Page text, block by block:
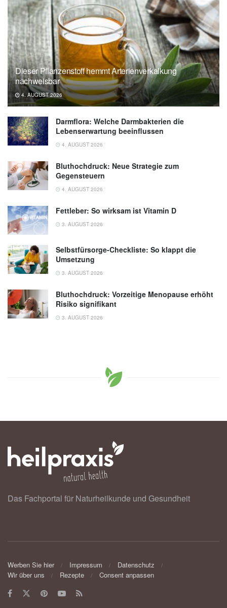
underlying mechanism; in: Phytomedicine
(veröffentlicht 05.08.2020),sciencedirect.com
Dieser Pflanzenstoff hemmt Arterienverkalkung
nachweisbar
4. AUGUST 2026
Darmflora: Welche Darmbakterien die
Lebenserwartung beeinflussen
4. AUGUST 2026
Bluthochdruck: Neue Strategie zum
Gegensteuern
4. AUGUST 2026
Fettleber: So wirksam ist Vitamin D
3. AUGUST 2026
Selbstfürsorge-Checkliste: So klappt die
Umsetzung
3. AUGUST 2026
Bluthochdruck: Vorzeitige Menopause erhöht
Risiko signifikant
3. AUGUST 2026
Das Fachportal für Naturheilkunde und Gesundheit
Werben Sie hier Impressum
Datenschutz
Wir über uns
Rezepte Consent anpassen